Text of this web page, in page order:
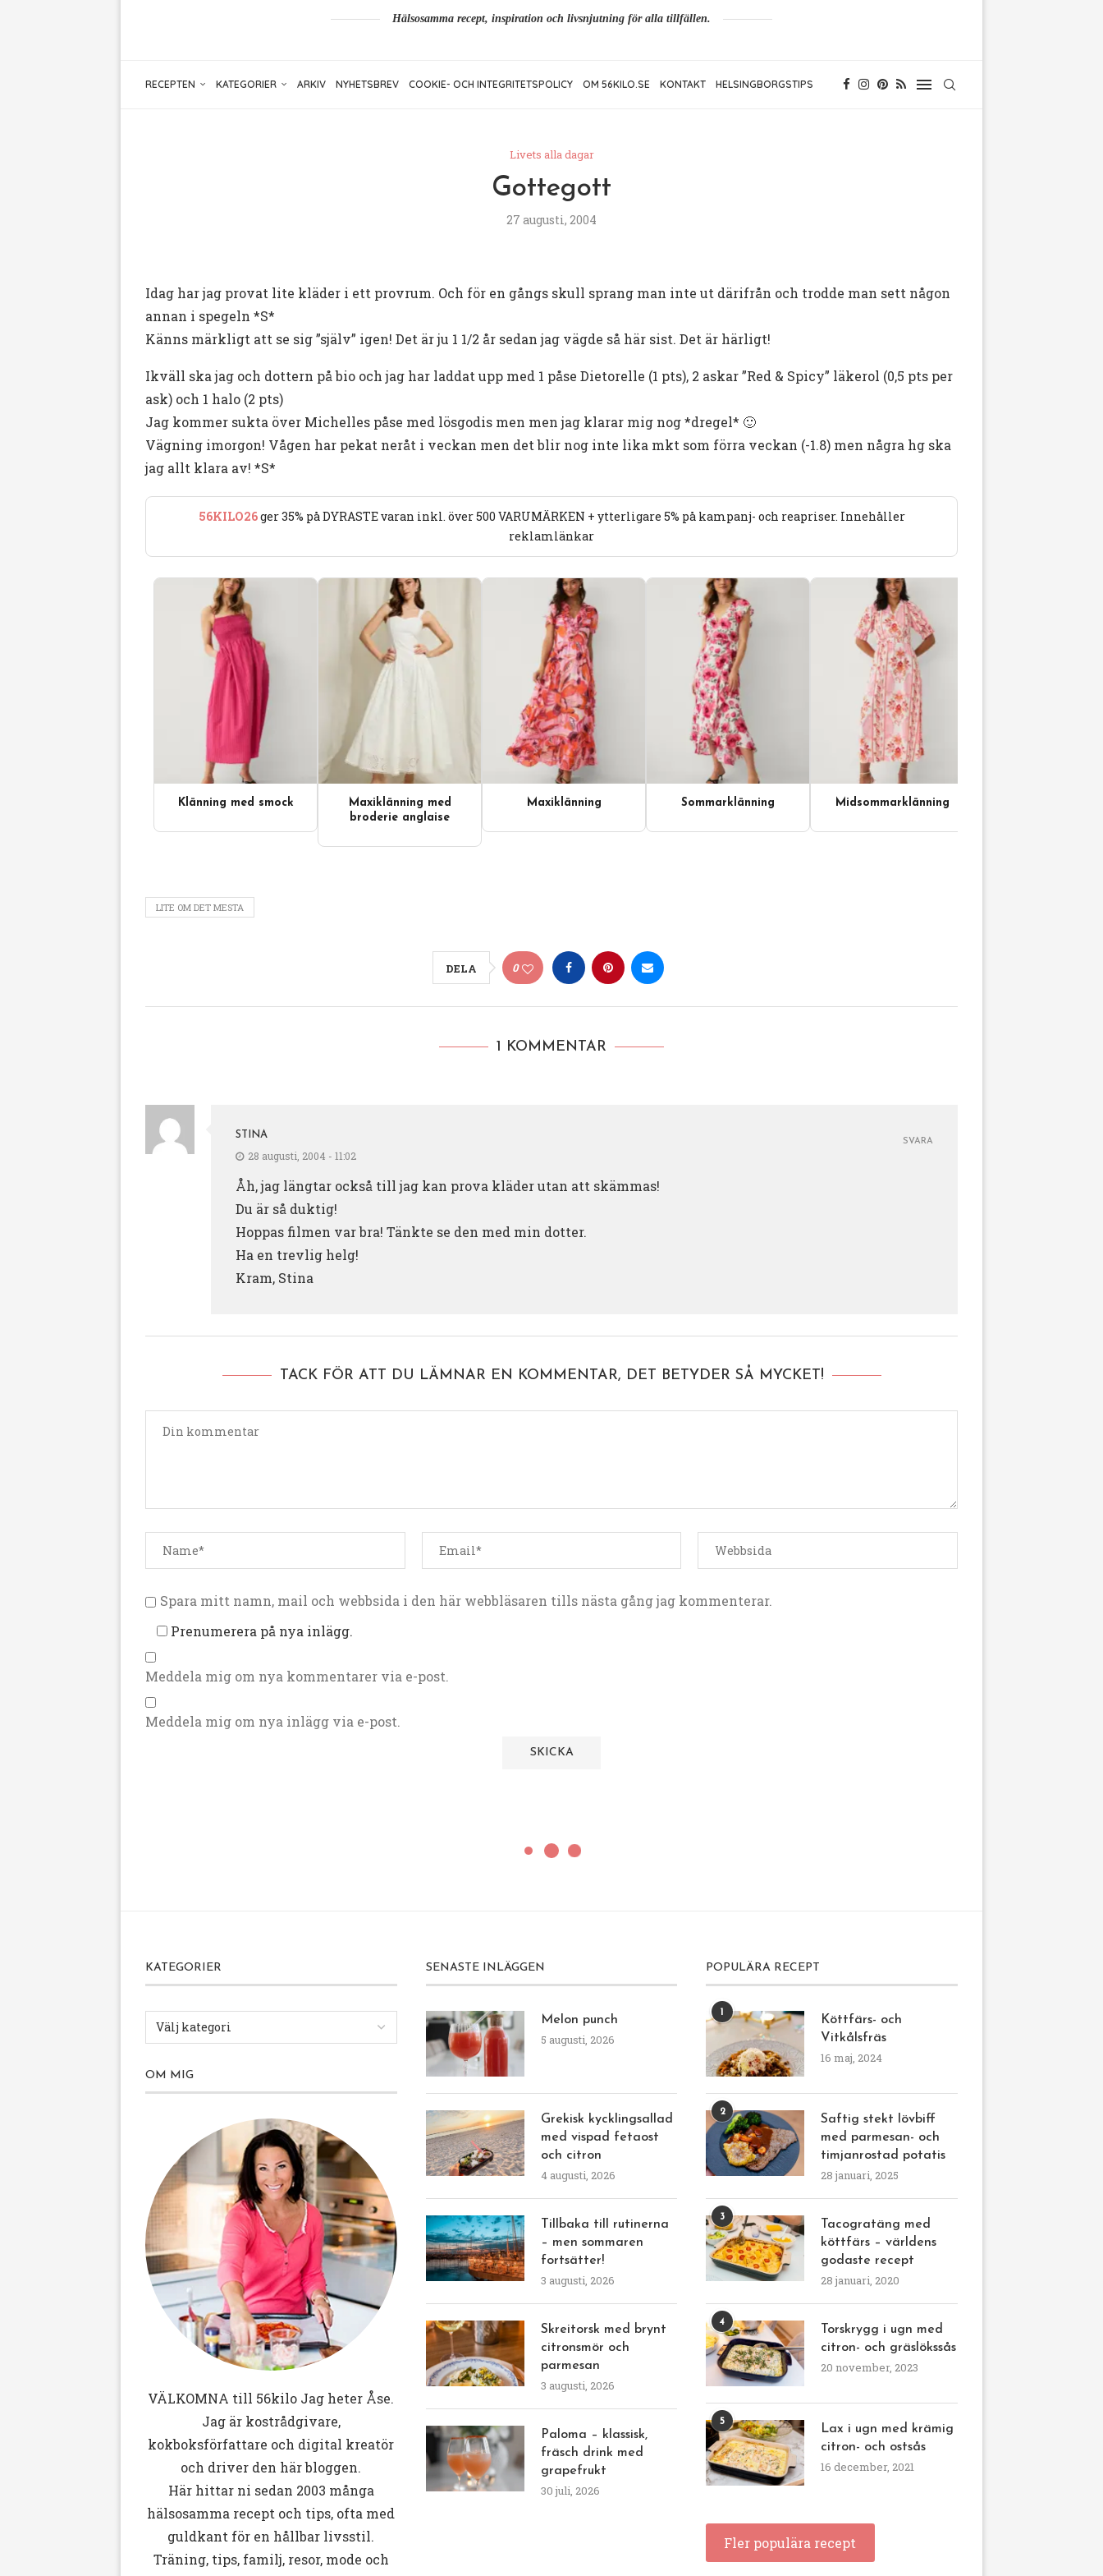
Hälsosamma recept, inspiration och livsnjutning för alla tillfällen.
RECEPTEN KATEGORIER ARKIV NYHETSBREV COOKIE- OCH INTEGRITETSPOLICY OM 56KILO.SE KONTAKT HELSINGBORGSTIPS
Livets alla dagar
Gottegott
27 augusti, 2004
Idag har jag provat lite kläder i ett provrum. Och för en gångs skull sprang man inte ut därifrån och trodde man sett någon
annan i spegeln *S*
Känns märkligt att se sig ”själv” igen! Det är ju 1 1/2 år sedan jag vägde så här sist. Det är härligt!
Ikväll ska jag och dottern på bio och jag har laddat upp med 1 påse Dietorelle (1 pts), 2 askar ”Red & Spicy” läkerol (0,5 pts per
ask) och 1 halo (2 pts)
Jag kommer sukta över Michelles påse med lösgodis men men jag klarar mig nog *dregel* 🙂
Vägning imorgon! Vågen har pekat neråt i veckan men det blir nog inte lika mkt som förra veckan (-1.8) men några hg ska
jag allt klara av! *S*
56KILO26ger 35% på DYRASTE varan inkl. över 500 VARUMÄRKEN + ytterligare 5% på kampanj- och reapriser. Innehåller
reklamlänkar
Videoinnehåll
Klänning med smock
Maxiklänning med
broderie anglaise
Maxiklänning Sommarklänning Midsommarklänning
LITE OM DET MESTA
DELA 0
1 KOMMENTAR
STINA
28 augusti, 2004 - 11:02
Åh, jag längtar också till jag kan prova kläder utan att skämmas!
Du är så duktig!
Hoppas filmen var bra! Tänkte se den med min dotter.
Ha en trevlig helg!
Kram, Stina
SVARA
TACK FÖR ATT DU LÄMNAR EN KOMMENTAR, DET BETYDER SÅ MYCKET!
Spara mitt namn, mail och webbsida i den här webbläsaren tills nästa gång jag kommenterar.
Prenumerera på nya inlägg.
Meddela mig om nya kommentarer via e-post.
Meddela mig om nya inlägg via e-post.
KATEGORIER
OM MIG
VÄLKOMNA till 56kilo Jag heter Åse.
Jag är kostrådgivare,
kokboksförfattare och digital kreatör
och driver den här bloggen.
Här hittar ni sedan 2003 många
hälsosamma recept och tips, ofta med
guldkant för en hållbar livsstil.
Träning, tips, familj, resor, mode och
SENASTE INLÄGGEN
Melon punch
5 augusti, 2026
Grekisk kycklingsallad
med vispad fetaost
och citron
4 augusti, 2026
Tillbaka till rutinerna
– men sommaren
fortsätter!
3 augusti, 2026
Skreitorsk med brynt
citronsmör och
parmesan
3 augusti, 2026
Paloma – klassisk,
fräsch drink med
grapefrukt
30 juli, 2026
POPULÄRA RECEPT
1
Köttfärs- och
Vitkålsfräs
16 maj, 2024
2
Saftig stekt lövbiff
med parmesan- och
timjanrostad potatis
28 januari, 2025
3
Tacogratäng med
köttfärs – världens
godaste recept
28 januari, 2020
4
Torskrygg i ugn med
citron- och gräslökssås
20 november, 2023
5
Lax i ugn med krämig
citron- och ostsås
16 december, 2021
Fler populära recept